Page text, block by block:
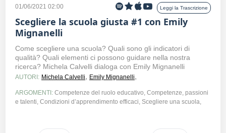
01/06/2021 02:00 Leggi la Trascrizione
Scegliere la scuola giusta #1 con Emily
Mignanelli
Come scegliere una scuola? Quali sono gli indicatori di
qualità? Quali elementi ci possono guidare nella nostra
ricerca? Michela Calvelli dialoga con Emily Mignanelli
AUTORI: Michela Calvelli, Emily Mignanelli,
ARGOMENTI: Competenze del ruolo educativo, Competenze, passioni
e talenti, Condizioni d’apprendimento efficaci, Scegliere una scuola,